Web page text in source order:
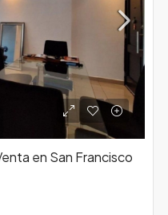
en San Francisco